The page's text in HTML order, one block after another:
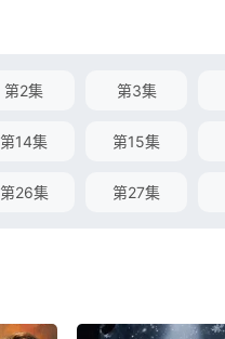
第2集 第3集
第14集 第15集
第26集 第27集